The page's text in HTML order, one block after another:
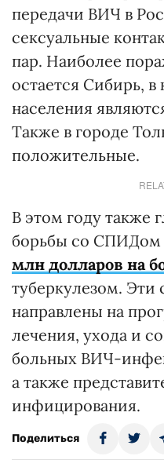
передачи ВИЧ в
сексуальные
пар. Наиболее
остается Сибирь, в
населения
Также в городе
положительные.
В этом году также
борьбы со СПИДом
млн долларов на
туберкулезом. Эти
направлены на
лечения, ухода и
больных ВИЧ-
а также
инфицирования.
Поделиться